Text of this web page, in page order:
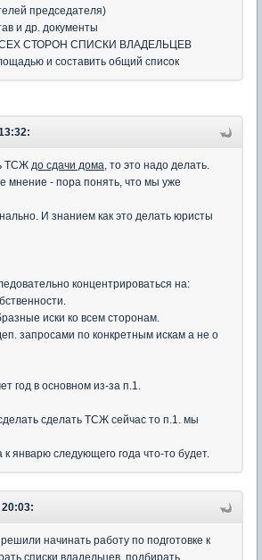
председателя)
и др. документы
ВСЕХ СТОРОН СПИСКИ ВЛАДЕЛЬЦЕВ
и составить общий список
ТСЖ до сдачи дома, то это надо делать.
мнение - пора понять, что мы уже
И знанием как это делать юристы
концентрироваться на:
иски ко всем сторонам.
запросами по конкретным искам а не о
год в основном из-за п.1.
сделать ТСЖ сейчас то п.1. мы
к январю следующего года что-то будет.
20:03:
начинать работу по подготовке к
списки владельцев, подбирать